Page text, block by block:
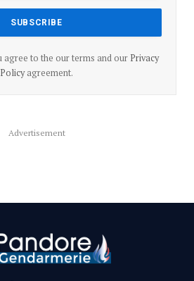
agree to the our terms and our Privacy
Policyagreement.
Advertisement